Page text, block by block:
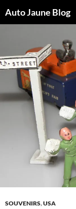
Auto Jaune Blog
SOUVENIRS,USA